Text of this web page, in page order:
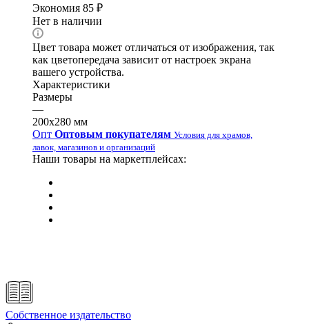
Экономия 85 ₽
Нет в наличии
Цвет товара может отличаться от изображения, так
как цветопередача зависит от настроек экрана
вашего устройства.
Характеристики
Размеры
—
200х280 мм
Опт Оптовым покупателям Условия для храмов,
лавок, магазинов и организаций
Наши товары на маркетплейсах:
Собственное издательство